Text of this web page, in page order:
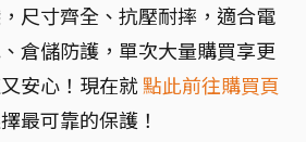
，尺寸齊全、抗壓耐摔，適合電
倉儲防護，單次大量購買享更
安心！現在就點此前往購買頁
最可靠的保護！